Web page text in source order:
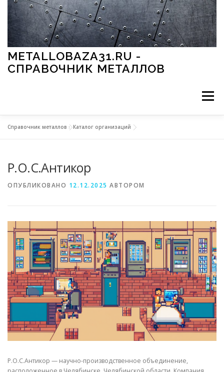
Перейти к содержимому
METALLOBAZA31.RU -
СПРАВОЧНИК МЕТАЛЛОВ
Меню
МЕТАЛЛЫ И ОКРУЖАЮЩАЯ СРЕДА
СВОЙСТВА МЕТАЛЛОВ СОРТА МЕТАЛЛОВ
СТАТЬИ
Справочник металлов »Каталог организаций
Р.О.С.Антикор
ОПУБЛИКОВАНО 12.12.2025 АВТОРОМ
Р.О.С.Антикор — научно-производственное объединение,